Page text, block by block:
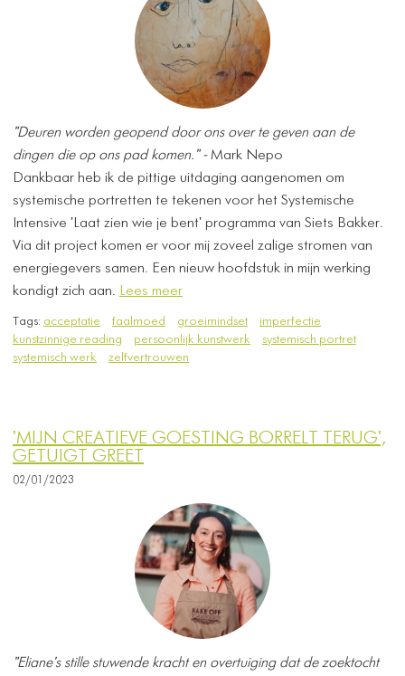
"Deuren worden geopend door ons over te geven aan de
dingen die op ons pad komen." -Mark Nepo
​Dankbaar heb ik de pittige uitdaging aangenomen om
systemische portretten te tekenen voor het Systemische
Intensive 'Laat zien wie je bent' programma van Siets Bakker.
Via dit project komen er voor mij zoveel zalige stromen van
energiegevers samen. Een nieuw hoofdstuk in mijn werking
kondigt zich aan. Lees meer
Tags: acceptatie faalmoed groeimindset
imperfectie
kunstzinnige reading
persoonlijk kunstwerk
systemisch portret
systemisch werk
zelfvertrouwen
'MIJN CREATIEVE GOESTING BORRELT TERUG',
GETUIGT GREET
02/01/2023
​"Eliane's stille stuwende kracht en overtuiging dat de zoektocht